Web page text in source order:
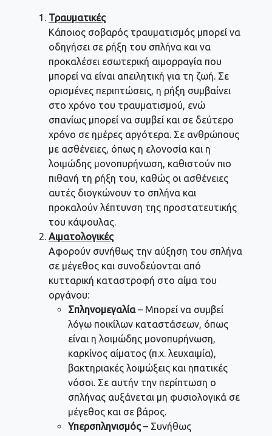
Τραυματικές
Κάποιος σοβαρός τραυματισμός μπορεί να
οδηγήσει σε ρήξη του σπλήνα και να
προκαλέσει εσωτερική αιμορραγία που
μπορεί να είναι απειλητική για τη ζωή. Σε
ορισμένες περιπτώσεις, η ρήξη συμβαίνει
στο χρόνο του τραυματισμού, ενώ
σπανίως μπορεί να συμβεί και σε δεύτερο
χρόνο σε ημέρες αργότερα. Σε ανθρώπους
με ασθένειες, όπως η ελονοσία και η
λοιμώδης μονοπυρήνωση, καθιστούν πιο
πιθανή τη ρήξη του, καθώς οι ασθένειες
αυτές διογκώνουν το σπλήνα και
προκαλούν λέπτυνση της προστατευτικής
του κάψουλας.
Αιματολογικές
Αφορούν συνήθως την αύξηση του σπλήνα
σε μέγεθος και συνοδεύονται από
κυτταρική καταστροφή στο αίμα του
οργάνου:
Σπληνομεγαλία– Μπορεί να συμβεί
λόγω ποικίλων καταστάσεων, όπως
είναι η λοιμώδης μονοπυρήνωση,
καρκίνος αίματος (π.χ. λευχαιμία),
βακτηριακές λοιμώξεις και ηπατικές
νόσοι. Σε αυτήν την περίπτωση ο
σπλήνας αυξάνεται μη φυσιολογικά σε
μέγεθος και σε βάρος.
Υπερσπληνισμός – Συνήθως